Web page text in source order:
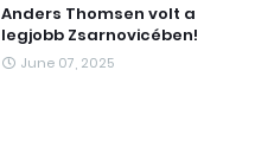
Anders Thomsen volt a
legjobb Zsarnovicében!
June 07, 2025